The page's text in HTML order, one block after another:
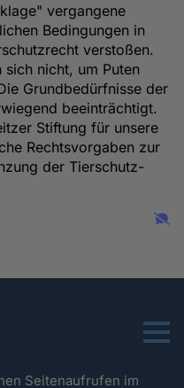
vergangene
Bedingungen in
verstoßen.
nicht, um Puten
Grundbedürfnisse der
beeinträchtigt.
Stiftung für unsere
Rechtsvorgaben zur
der Tierschutz-
Menu
Seitenaufrufen im